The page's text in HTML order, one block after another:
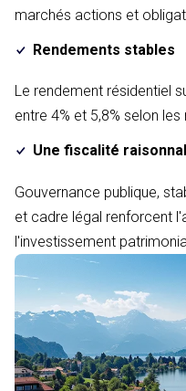
marchés actions et
Rendements stables
Le rendement résidentiel
entre 4% et 5,8% selon les
Une fiscalité
Gouvernance publique,
et cadre légal renforcent
l'investissement